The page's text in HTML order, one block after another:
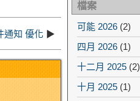
通知 優化 ▶
檔案
可能 2026 (2)
四月 2026 (1)
十二月 2025 (2)
十月 2025 (1)